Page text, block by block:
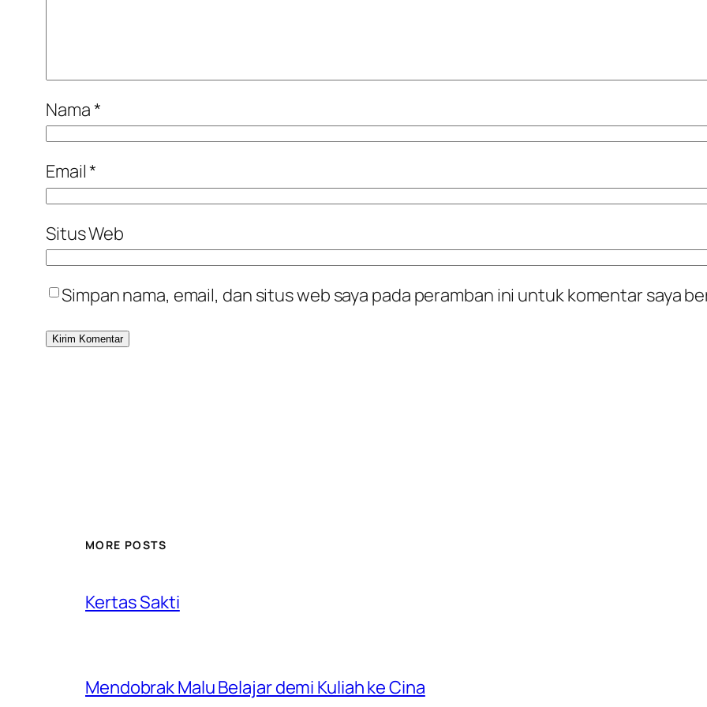
Nama*
Email*
Situs Web
Simpan nama, email, dan situs web saya pada peramban ini untuk komentar saya
MORE POSTS
Kertas Sakti
Mendobrak Malu Belajar demi Kuliah ke Cina